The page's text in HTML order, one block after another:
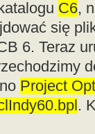
C6,
się
6. Teraz
Project
.